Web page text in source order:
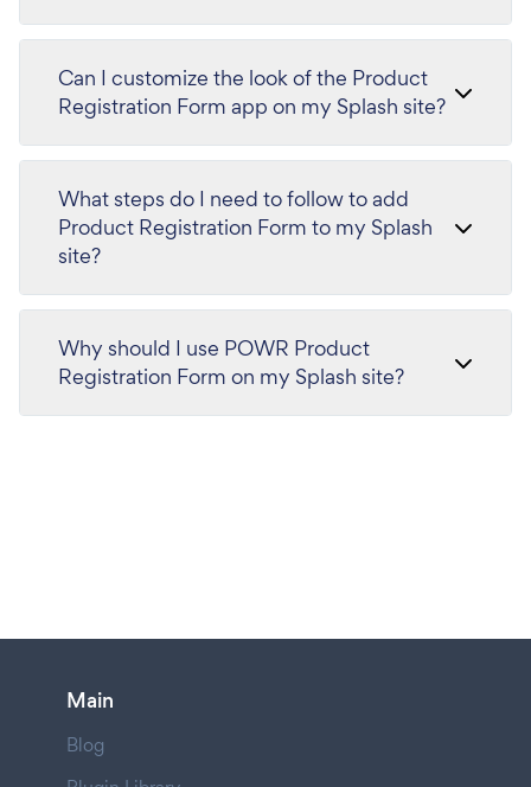
Can I customize the look of the Product
Registration Form app on my Splash site?
What steps do I need to follow to add
Product Registration Form to my Splash
site?
Why should I use POWR Product
Registration Form on my Splash site?
Main
Blog